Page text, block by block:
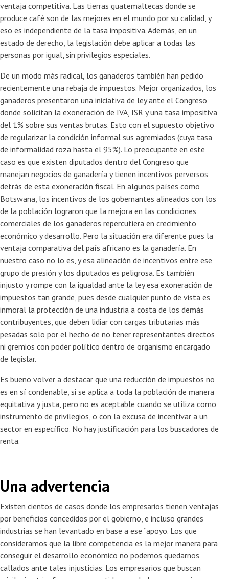
ventaja competitiva. Las tierras guatemaltecas donde se
produce café son de las mejores en el mundo por su calidad, y
eso es independiente de la tasa impositiva. Además, en un
estado de derecho, la legislación debe aplicar a todas las
personas por igual, sin privilegios especiales.
De un modo más radical, los ganaderos también han pedido
recientemente una rebaja de impuestos. Mejor organizados, los
ganaderos presentaron una iniciativa de ley ante el Congreso
donde solicitan la exoneración de IVA, ISR y una tasa impositiva
del 1% sobre sus ventas brutas. Esto con el supuesto objetivo
de regularizar la condición informal sus agremiados (cuya tasa
de informalidad roza hasta el 95%). Lo preocupante en este
caso es que existen diputados dentro del Congreso que
manejan negocios de ganadería y tienen incentivos perversos
detrás de esta exoneración fiscal. En algunos países como
Botswana, los incentivos de los gobernantes alineados con los
de la población lograron que la mejora en las condiciones
comerciales de los ganaderos repercutiera en crecimiento
económico y desarrollo. Pero la situación era diferente pues la
ventaja comparativa del país africano es la ganadería. En
nuestro caso no lo es, y esa alineación de incentivos entre ese
grupo de presión y los diputados es peligrosa. Es también
injusto y rompe con la igualdad ante la ley esa exoneración de
impuestos tan grande, pues desde cualquier punto de vista es
inmoral la protección de una industria a costa de los demás
contribuyentes, que deben lidiar con cargas tributarias más
pesadas solo por el hecho de no tener representantes directos
ni gremios con poder político dentro de organismo encargado
de legislar.
Es bueno volver a destacar que una reducción de impuestos no
es en sí condenable, si se aplica a toda la población de manera
equitativa y justa, pero no es aceptable cuando se utiliza como
instrumento de privilegios, o con la excusa de incentivar a un
sector en específico. No hay justificación para los buscadores de
renta.
Una advertencia
Existen cientos de casos donde los empresarios tienen ventajas
por beneficios concedidos por el gobierno, e incluso grandes
industrias se han levantado en base a ese “apoyo. Los que
consideramos que la libre competencia es la mejor manera para
conseguir el desarrollo económico no podemos quedarnos
callados ante tales injusticias. Los empresarios que buscan